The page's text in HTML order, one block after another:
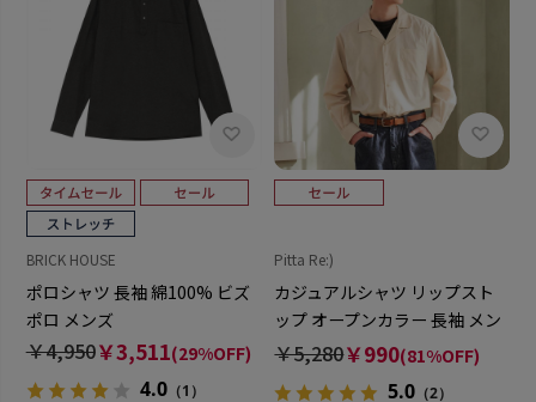
BRICK HOUSE
ポロシャツ 長袖 綿100% ビズ
ポロ メンズ
￥4,950￥3,511(29%OFF)
4.0（1）
Pitta Re:)
カジュアルシャツ リップスト
ップ オープンカラー 長袖 メン
ズ
￥5,280￥990(81%OFF)
5.0 （2）